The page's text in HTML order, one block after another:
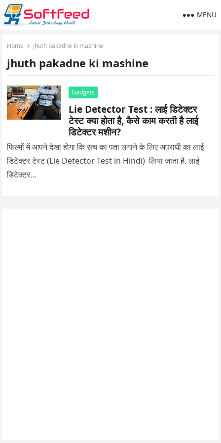
MENU
Home jhuth pakadne ki mashine
jhuth pakadne ki mashine
Gadgets
Lie Detector Test : लाई डिटेक्टर
टेस्ट क्या होता है, कैसे काम करती है लाई
डिटेक्टर मशीन?
फिल्मों में आपने देखा होगा कि सच का पता लगाने के लिए अपराधी का लाई
डिटेक्टर टेस्ट (Lie Detector Test in Hindi) लिया जाता है. लाई
डिटेक्टर…